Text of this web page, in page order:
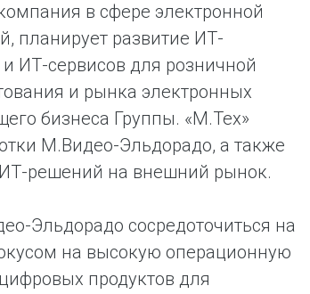
в сфере электронной
планирует развитие ИТ-
ИТ-сервисов для розничной
и рынка электронных
бизнеса Группы. «М.Тех»
М.Видео-Эльдорадо, а также
решений на внешний рынок.
Эльдорадо сосредоточиться на
на высокую операционную
продуктов для